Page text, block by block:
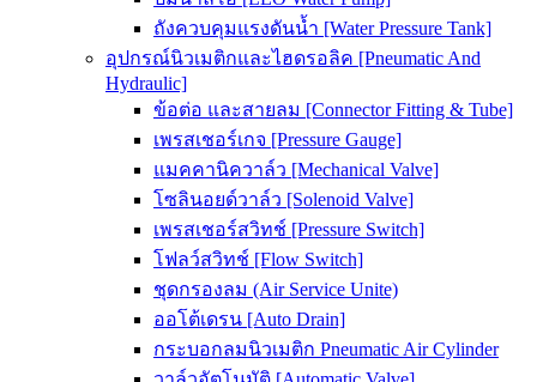
ถังควบคุมแรงดันน้ำ [Water Pressure Tank]
อุปกรณ์นิวเมติกและไฮดรอลิค [Pneumatic And
Hydraulic]
ข้อต่อ และสายลม [Connector Fitting & Tube]
เพรสเชอร์เกจ [Pressure Gauge]
แมคคานิควาล์ว [Mechanical Valve]
โซลินอยด์วาล์ว [Solenoid Valve]
เพรสเชอร์สวิทช์ [Pressure Switch]
โฟลว์สวิทช์ [Flow Switch]
ชุดกรองลม (Air Service Unite)
ออโต้เดรน [Auto Drain]
กระบอกลมนิวเมติก Pneumatic Air Cylinder